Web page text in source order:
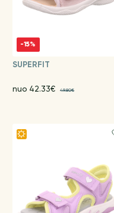
-15%
SUPERFIT
nuo 42.33€ 49.80€